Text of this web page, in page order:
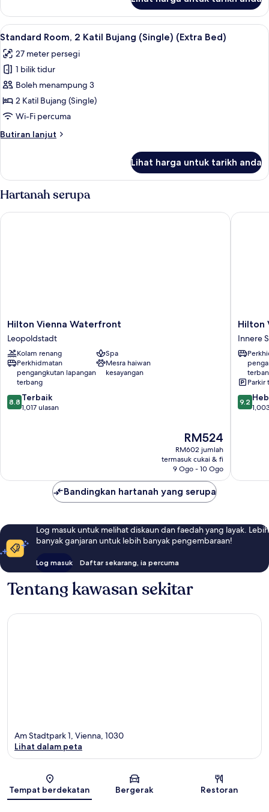
Bed)
Room,
Katil
(King)
(Extra
Lihat
semua
foto
untuk
Standard
Room,
2
Bujang
Bed)
Peralatan tempat tidur premium, peti
6
Standard Room, 2 Katil Bujang (Single) (Extra Bed)
27 meter persegi
1 bilik tidur
Boleh menampung 3
2 Katil Bujang (Single)
Wi-Fi percuma
Butiran lanjut
Butiran
Room,
Katil
(Single)
Lihat harga untuk tarikh anda
Hartanah serupa
Hilton
Vienna
Waterfront
Leopoldstadt
Hilton Vienna Waterfront
Leopoldstadt
Kolam renang
Spa
Perkhidmatan
pengangkutan lapangan
terbang
Mesra haiwan
kesayangan
8.8
daripada
8.8 Terbaik
1,017 ulasan
Harga
ialah
RM524
RM524
RM602 jumlah
termasuk cukai & fi
9 Ogo - 10 Ogo
Hilton Vienna Waterfront
Hilton
Vienna
Plaza
Innere
Stadt
Hilton
Innere
Parkir
9.2
9.2
Hilton
Bandingkan hartanah yang serupa
Log masuk untuk melihat diskaun dan faedah yang layak. Lebih
banyak ganjaran untuk lebih banyak pengembaraan!
Log masuk Daftar sekarang, ia percuma
Tentang kawasan sekitar
Peta
Am Stadtpark 1, Vienna, 1030
Lihat dalam peta
Tempat berdekatan Bergerak Restoran